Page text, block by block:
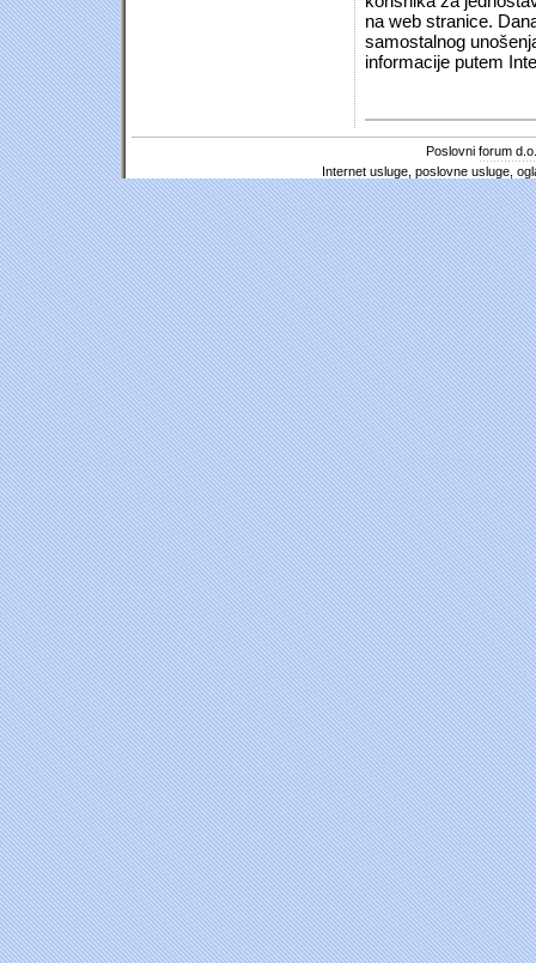
na web stranice.
samostalnog
informacije putem
Poslovni forum
Internet usluge, poslovne usluge,